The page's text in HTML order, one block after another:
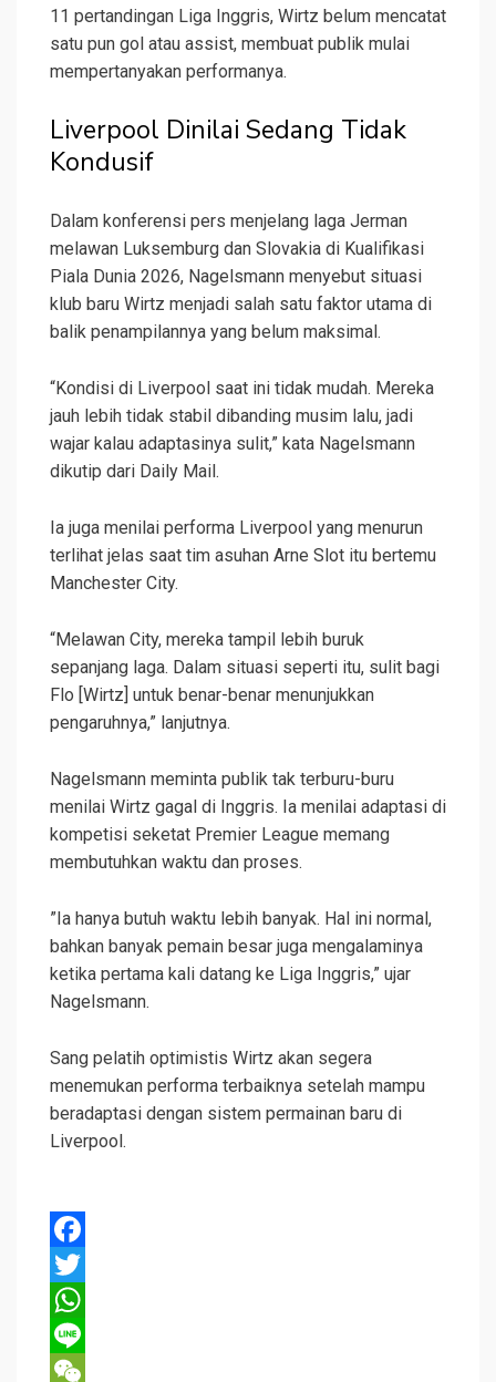
11 pertandingan Liga Inggris, Wirtz belum mencatat
satu pun gol atau assist, membuat publik mulai
mempertanyakan performanya.
Liverpool Dinilai Sedang Tidak
Kondusif
Dalam konferensi pers menjelang laga Jerman
melawan Luksemburg dan Slovakia di Kualifikasi
Piala Dunia 2026, Nagelsmann menyebut situasi
klub baru Wirtz menjadi salah satu faktor utama di
balik penampilannya yang belum maksimal.
“Kondisi di Liverpool saat ini tidak mudah. Mereka
jauh lebih tidak stabil dibanding musim lalu, jadi
wajar kalau adaptasinya sulit,” kata Nagelsmann
dikutip dari Daily Mail.
Ia juga menilai performa Liverpool yang menurun
terlihat jelas saat tim asuhan Arne Slot itu bertemu
Manchester City.
“Melawan City, mereka tampil lebih buruk
sepanjang laga. Dalam situasi seperti itu, sulit bagi
Flo [Wirtz] untuk benar-benar menunjukkan
pengaruhnya,” lanjutnya.
Nagelsmann meminta publik tak terburu-buru
menilai Wirtz gagal di Inggris. Ia menilai adaptasi di
kompetisi seketat Premier League memang
membutuhkan waktu dan proses.
”Ia hanya butuh waktu lebih banyak. Hal ini normal,
bahkan banyak pemain besar juga mengalaminya
ketika pertama kali datang ke Liga Inggris,” ujar
Nagelsmann.
Sang pelatih optimistis Wirtz akan segera
menemukan performa terbaiknya setelah mampu
beradaptasi dengan sistem permainan baru di
Liverpool.
F
a
c
e
T
w
W
hL